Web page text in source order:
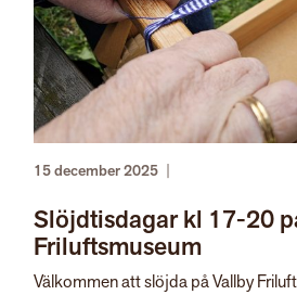
15 december 2025 |
Slöjdtisdagar kl 17-20
Friluftsmuseum
Välkommen att slöjda på Vallby